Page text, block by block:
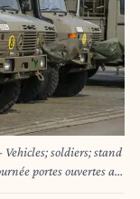
portes ouvertes au
véhicules et stands